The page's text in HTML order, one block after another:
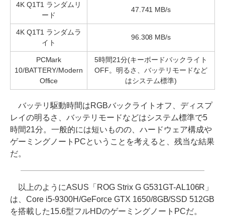
4K Q1T1 ランダムリ
ード
47.741 MB/s
4K Q1T1 ランダムラ
イト
96.308 MB/s
PCMark
10/BATTERY/Modern
Office
5時間21分(キーボードバックライト
OFF。明るさ、バッテリモードなど
はシステム標準)
バッテリ駆動時間はRGBバックライトオフ、ディスプ
レイの明るさ、バッテリモードなどはシステム標準で5
時間21分。一般的には短いものの、ハードウェア構成や
ゲーミングノートPCということを考えると、残当な結果
だ。
以上のようにASUS「ROG Strix G G531GT-AL106R」
は、Core i5-9300H/GeForce GTX 1650/8GB/SSD 512GB
を搭載した15.6型フルHDのゲーミングノートPCだ。